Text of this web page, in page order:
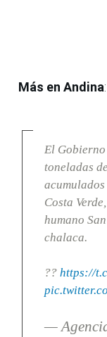
Más en Andina:
El
toneladas
Costa
humano
chalaca.
?? https://
—